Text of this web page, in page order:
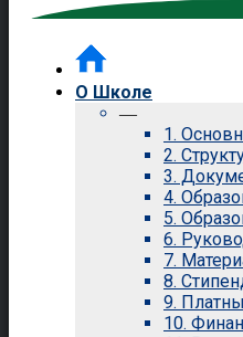
О Школе
—
1.
2.
3.
4.
5.
6.
7.
8.
9.
10.